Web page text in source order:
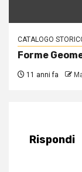
CATALOGO
Forme
11 anni fa
Rispondi